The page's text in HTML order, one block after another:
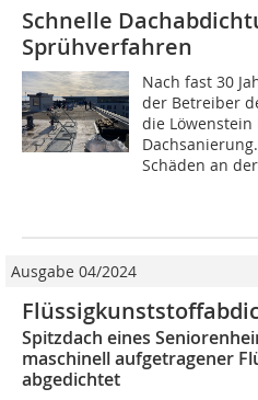
Schnelle
Sprühverfahren
Nach fast 30
der Betreiber
die Löwenstein
Schäden an
Ausgabe 04/2024
Spitzdach eines
maschinell aufgetragener
abgedichtet